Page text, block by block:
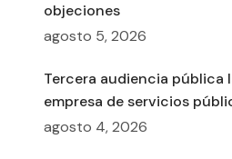
objeciones
agosto 5, 2026
Tercera audiencia pública
empresa de servicios
agosto 4, 2026